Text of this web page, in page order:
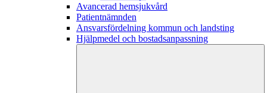
Avancerad hemsjukvård
Patientnämnden
Ansvarsfördelning kommun och landsting
Hjälpmedel och bostadsanpassning